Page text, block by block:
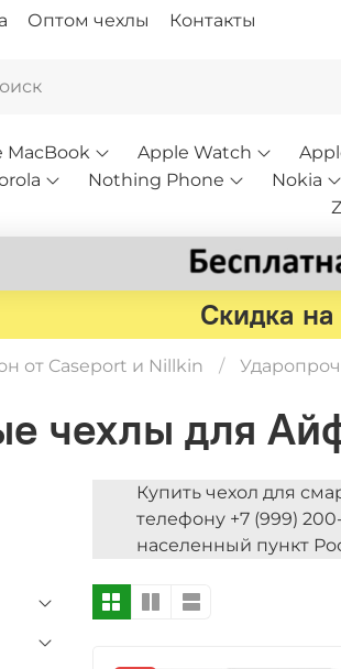
Оптом чехлы Контакты
MacBook Apple Watch
Nothing Phone Nokia
Скидка
от Caseport и Nillkin
чехлы для
Купить чехол для
телефону +7 (999)
населенный пункт